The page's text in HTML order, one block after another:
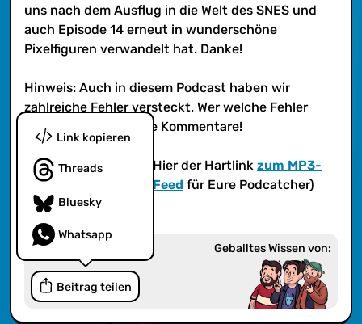
uns nach dem Ausflug in die Welt des SNES und
auch Episode 14 erneut in wunderschöne
Pixelfiguren verwandelt hat. Danke!
Hinweis: Auch in diesem Podcast haben wir
zahlreiche Fehler versteckt. Wer welche Fehler
findet, ab damit in die Kommentare!
(iTunes?Ja! iTunes ! Hier der Hartlink zum MP3-
Feed
zum AAC-Feed für Eure Podcatcher)
Link kopieren
Threads
Bluesky
Whatsapp
Beitrag teilen
Geballtes Wissen von: